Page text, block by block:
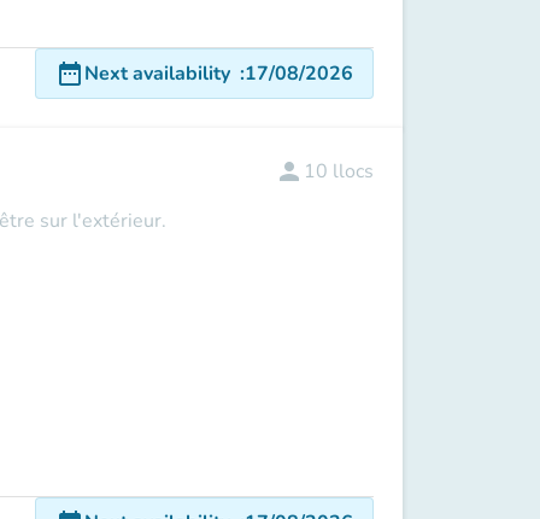
date_rangeNext availability :17/08/2026
sur l'extérieur.
person 10 llocs